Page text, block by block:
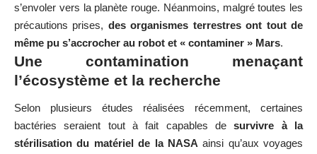
s’envoler vers la planète rouge. Néanmoins, malgré toutes les
précautions prises, des organismes terrestres ont tout de
même pu s’accrocher au robot et « contaminer » Mars.
Une contamination menaçant
l’écosystème et la recherche
Selon plusieurs études réalisées récemment, certaines
bactéries seraient tout à fait capables desurvivre à la
stérilisation du matériel de la NASAainsi qu’aux voyages